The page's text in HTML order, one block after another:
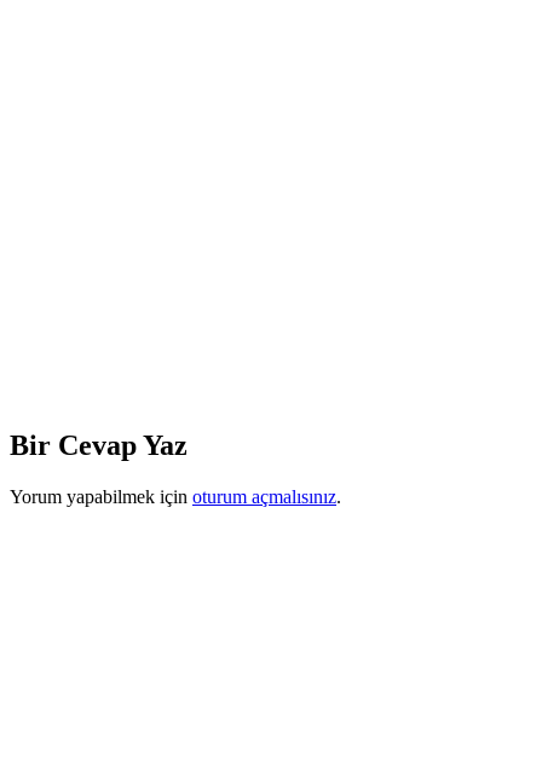
Bir Cevap Yaz
Yorum yapabilmek için oturum açmalısınız.